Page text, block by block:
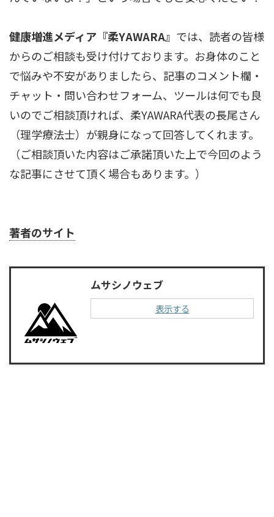
健康増進メディア『柔YAWARA』 では、読者の皆様
からのご相談も受け付けております。お身体のこと
で悩みや不安がありましたら、記事のコメント欄・
チャット・問い合わせフォーム、ツールは何でも良
いのでご相談頂ければ、柔YAWARA代表の長尾さん
（理学療法士）が親身になって回答してくれます。
（ご相談頂いた内容はご承諾頂いた上で今回のよう
な記事にさせて頂く場合もあります。）
著者のサイト
ムサシノウェブ
表示する